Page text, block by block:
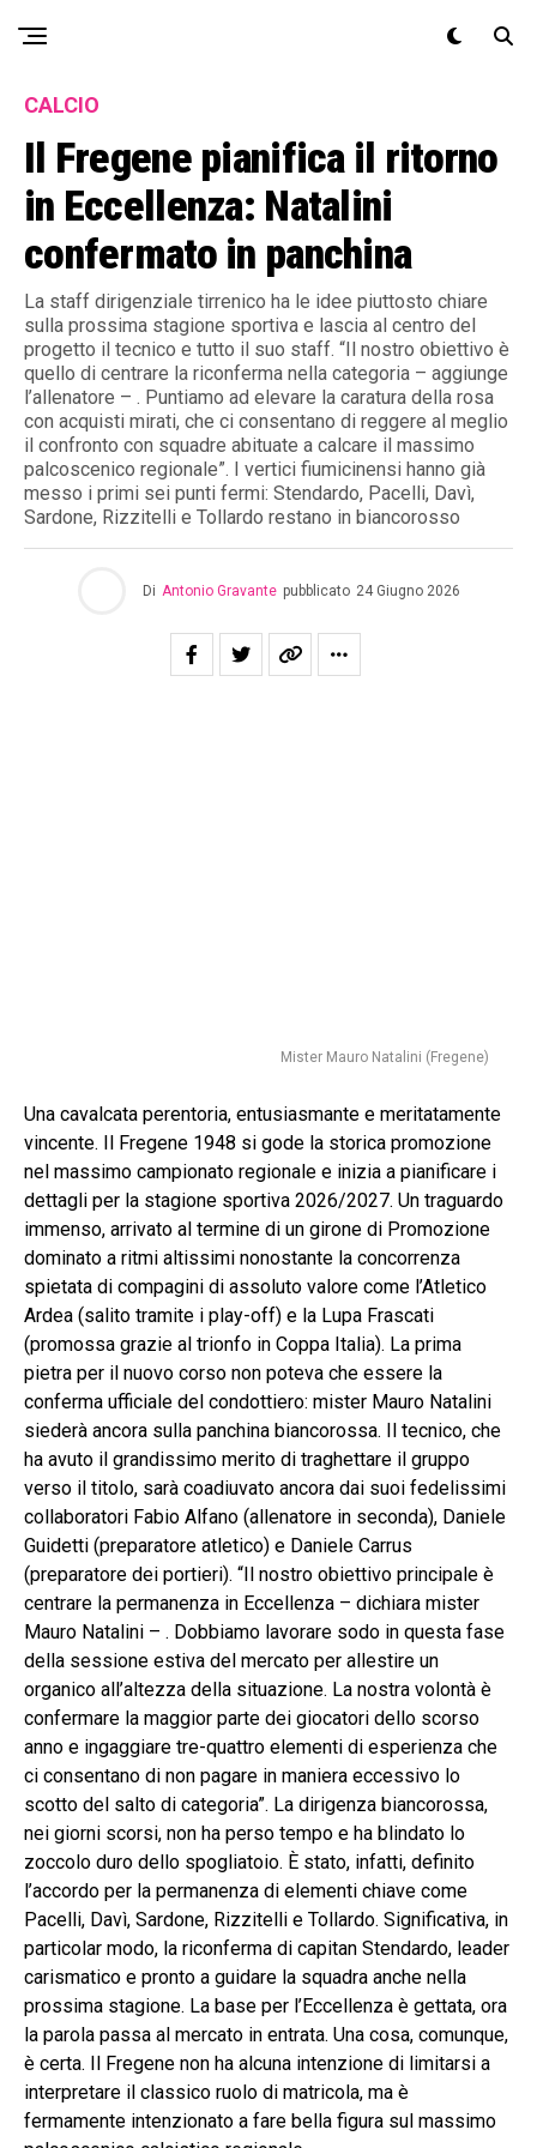
CALCIO
Il Fregene pianifica il ritorno
in Eccellenza: Natalini
confermato in panchina
La staff dirigenziale tirrenico ha le idee piuttosto chiare
sulla prossima stagione sportiva e lascia al centro del
progetto il tecnico e tutto il suo staff. “Il nostro obiettivo è
quello di centrare la riconferma nella categoria – aggiunge
l’allenatore – . Puntiamo ad elevare la caratura della rosa
con acquisti mirati, che ci consentano di reggere al meglio
il confronto con squadre abituate a calcare il massimo
palcoscenico regionale”. I vertici fiumicinensi hanno già
messo i primi sei punti fermi: Stendardo, Pacelli, Davì,
Sardone, Rizzitelli e Tollardo restano in biancorosso
Di Antonio Gravante pubblicato 24 Giugno 2026
Mister Mauro Natalini (Fregene)
Una cavalcata perentoria, entusiasmante e meritatamente
vincente. Il Fregene 1948 si gode la storica promozione
nel massimo campionato regionale e inizia a pianificare i
dettagli per la stagione sportiva 2026/2027. Un traguardo
immenso, arrivato al termine di un girone di Promozione
dominato a ritmi altissimi nonostante la concorrenza
spietata di compagini di assoluto valore come l’Atletico
Ardea (salito tramite i play-off) e la Lupa Frascati
(promossa grazie al trionfo in Coppa Italia). La prima
pietra per il nuovo corso non poteva che essere la
conferma ufficiale del condottiero: mister Mauro Natalini
siederà ancora sulla panchina biancorossa. Il tecnico, che
ha avuto il grandissimo merito di traghettare il gruppo
verso il titolo, sarà coadiuvato ancora dai suoi fedelissimi
collaboratori Fabio Alfano (allenatore in seconda), Daniele
Guidetti (preparatore atletico) e Daniele Carrus
(preparatore dei portieri). “Il nostro obiettivo principale è
centrare la permanenza in Eccellenza – dichiara mister
Mauro Natalini – . Dobbiamo lavorare sodo in questa fase
della sessione estiva del mercato per allestire un
organico all’altezza della situazione. La nostra volontà è
confermare la maggior parte dei giocatori dello scorso
anno e ingaggiare tre-quattro elementi di esperienza che
ci consentano di non pagare in maniera eccessivo lo
scotto del salto di categoria”. La dirigenza biancorossa,
nei giorni scorsi, non ha perso tempo e ha blindato lo
zoccolo duro dello spogliatoio. È stato, infatti, definito
l’accordo per la permanenza di elementi chiave come
Pacelli, Davì, Sardone, Rizzitelli e Tollardo. Significativa, in
particolar modo, la riconferma di capitan Stendardo, leader
carismatico e pronto a guidare la squadra anche nella
prossima stagione. La base per l’Eccellenza è gettata, ora
la parola passa al mercato in entrata. Una cosa, comunque,
è certa. Il Fregene non ha alcuna intenzione di limitarsi a
interpretare il classico ruolo di matricola, ma è
fermamente intenzionato a fare bella figura sul massimo